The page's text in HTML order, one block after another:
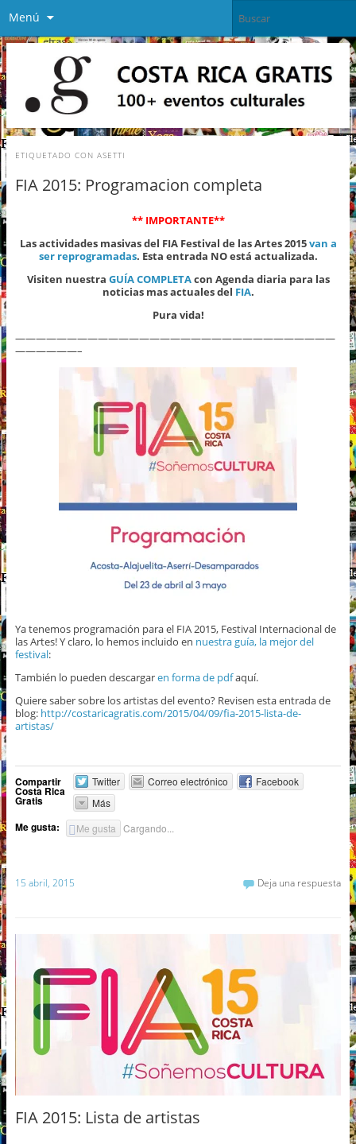
Menú
ETIQUETADO CON ASETTI
FIA 2015: Programacion completa
** IMPORTANTE**
Las actividades masivas del FIA Festival de las Artes 2015van a
ser reprogramadas. Esta entrada NO está actualizada.
Visiten nuestra GUÍA COMPLETAcon Agenda diaria para las
noticias mas actuales del FIA.
Pura vida!
———————————————————————————————
——————–
Ya tenemos programación para el FIA 2015, Festival Internacional de
las Artes! Y claro, lo hemos incluido en nuestra guía, la mejor del
festival:
También lo pueden descargaren forma de pdfaquí.
Quiere saber sobre los artistas del evento? Revisen esta entrada de
blog: http://costaricagratis.com/2015/04/09/fia-2015-lista-de-
artistas/
Compartir
Costa Rica
Gratis
Twitter Correo electrónico
Facebook
Más
Me gusta: Me gusta Cargando...
15 abril, 2015 Deja una respuesta
FIA 2015: Lista de artistas